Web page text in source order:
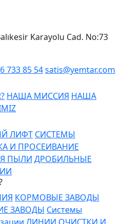
Karayolu Cad. No:73
733 85 54satis@yemtar.com
НАША МИССИЯ НАША
ЛИФТ СИСТЕМЫ
И ПРОСЕИВАНИЕ
ПЫЛИ ДРОБИЛЬНЫЕ
КОРМОВЫЕ ЗАВОДЫ
ЗАВОДЫ Системы